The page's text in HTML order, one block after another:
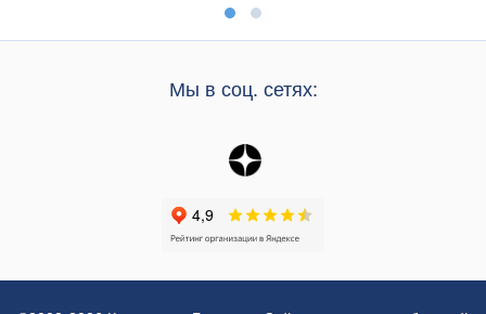
Мы в соц. сетях: